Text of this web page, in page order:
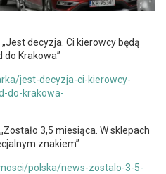
decyzja. Ci kierowcy będą
do Krakowa”
jest-decyzja-ci-kierowcy-
do-krakowa-
3,5 miesiąca. W sklepach
znakiem”
polska/news-zostalo-3-5-